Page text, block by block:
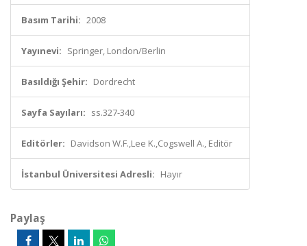
Basım Tarihi: 2008
Yayınevi: Springer, London/Berlin
Basıldığı Şehir: Dordrecht
Sayfa Sayıları: ss.327-340
Editörler: Davidson W.F.,Lee K.,Cogswell A., Editör
İstanbul Üniversitesi Adresli: Hayır
Paylaş